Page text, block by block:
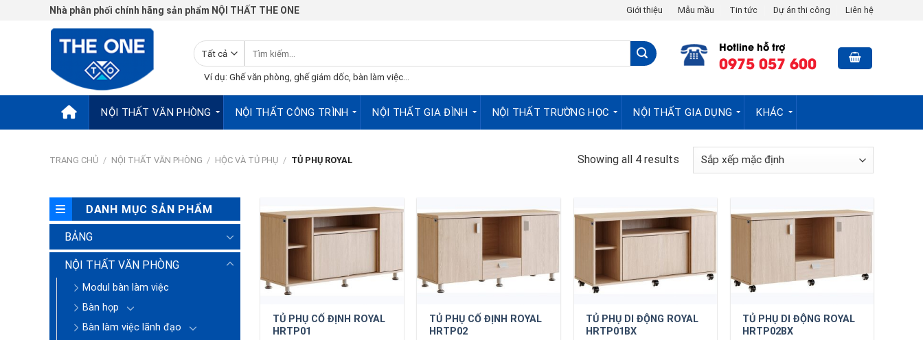
Nhà phân phối chính hãng sản phẩm NỘI THẤT THE ONE Giới thiệu Mẫu mầu Tin tức Dự án thi công Liên hệ
kiếm:
Ví dụ: Ghế văn phòng, ghế giám dốc, bàn làm việc...
Hotline hỗ trợ
0975 057 600
NỘI THẤT VĂN PHÒNG NỘI THẤT CÔNG TRÌNH NỘI THẤT GIA ĐÌNH NỘI THẤT TRƯỜNG HỌC NỘI THẤT GIA DỤNG KHÁC
TRANG CHỦ / NỘI THẤT VĂN PHÒNG / HỘC VÀ TỦ PHỤ / TỦ PHỤ ROYAL Showing all 4 results
DANH MỤC SẢN PHẨM
BẢNG
NỘI THẤT VĂN PHÒNG
Modul bàn làm việc
Bàn họp
Bàn làm việc lãnh đạo
TỦ PHỤ CỐ ĐỊNH ROYAL
HRTP01
TỦ PHỤ CỐ ĐỊNH ROYAL
HRTP02
TỦ PHỤ DI ĐỘNG ROYAL
HRTP01BX
TỦ PHỤ DI ĐỘNG ROYAL
HRTP02BX